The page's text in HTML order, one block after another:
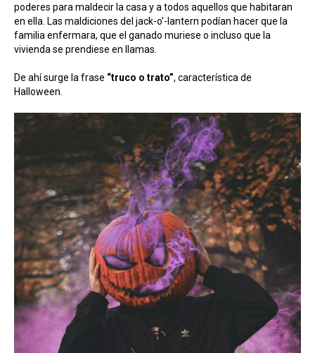
poderes para maldecir la casa y a todos aquellos que habitaran
en ella. Las maldiciones del jack-o'-lantern podían hacer que la
familia enfermara, que el ganado muriese o incluso que la
vivienda se prendiese en llamas.
De ahí surge la frase “truco o trato”, característica de
Halloween.